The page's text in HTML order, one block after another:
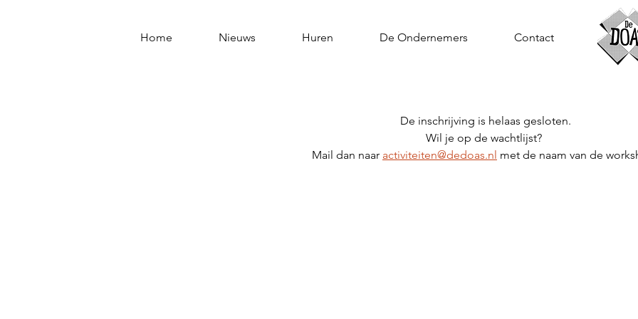
Home Nieuws Huren De Ondernemers Contact
De inschrijving is helaas gesloten.
Wil je op de wachtlijst?
Mail dan naar activiteiten@dedoas.nl met de naam van de